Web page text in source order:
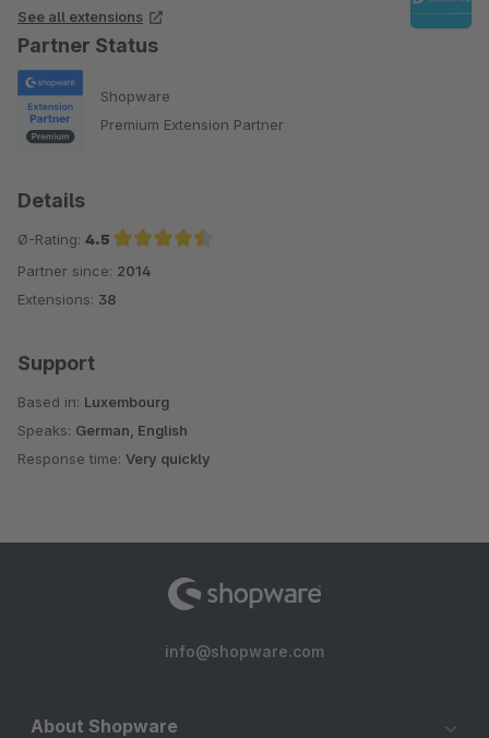
See all extensions
Partner Status
Shopware
Premium Extension Partner
Details
Ø-Rating: 4.5
Average rating of 4.5 out of 5 stars
Partner since: 2014
Extensions: 38
Support
Based in: Luxembourg
Speaks: German, English
Response time: Very quickly
info@shopware.com
About Shopware